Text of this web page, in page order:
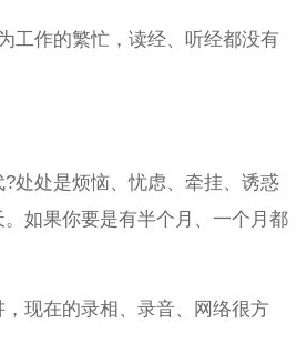
工作的繁忙，读经、听经都没有
处处是烦恼、忧虑、牵挂、诱惑
如果你要是有半个月、一个月都
现在的录相、录音、网络很方